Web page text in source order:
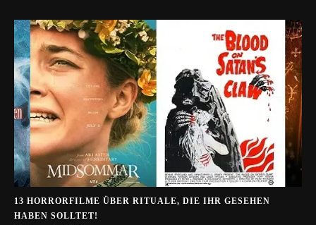
13 HORRORFILME ÜBER RITUALE, DIE IHR GESEHEN
HABEN SOLLTET!